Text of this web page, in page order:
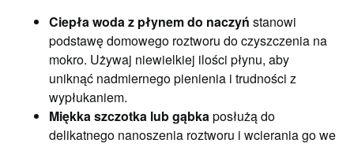
Ciepła woda z płynem do naczyń stanowi
podstawę domowego roztworu do czyszczenia na
mokro. Używaj niewielkiej ilości płynu, aby
uniknąć nadmiernego pienienia i trudności z
wypłukaniem.
Miękka szczotka lub gąbkaposłużą do
delikatnego nanoszenia roztworu i wcierania go we